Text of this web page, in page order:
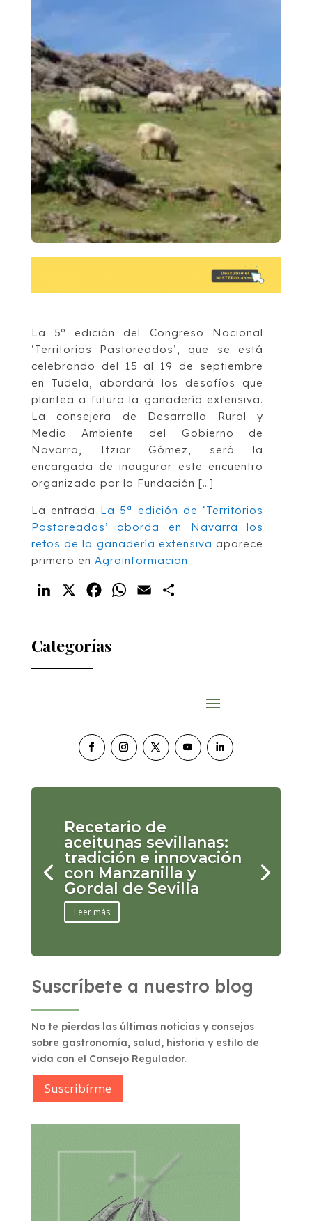
La 5º edición del Congreso Nacional
‘Territorios Pastoreados’, que se está
celebrando del 15 al 19 de septiembre
en Tudela, abordará los desafíos que
plantea a futuro la ganadería extensiva.
La consejera de Desarrollo Rural y
Medio Ambiente del Gobierno de
Navarra, Itziar Gómez, será la
encargada de inaugurar este encuentro
organizado por la Fundación […]
La entrada La 5ª edición de ‘Territorios
Pastoreados’ aborda en Navarra los
retos de la ganadería extensiva aparece
primero en Agroinformacion.
LinkedIn FacebookWhatsApp
Email
Categorías
Recetario de
aceitunas sevillanas:
tradición e innovación
con Manzanilla y
Gordal de Sevilla
Leer más
Suscríbete a nuestro blog
No te pierdas las últimas noticias y consejos
sobre gastronomía, salud, historia y estilo de
vida con el Consejo Regulador.
Suscribírme